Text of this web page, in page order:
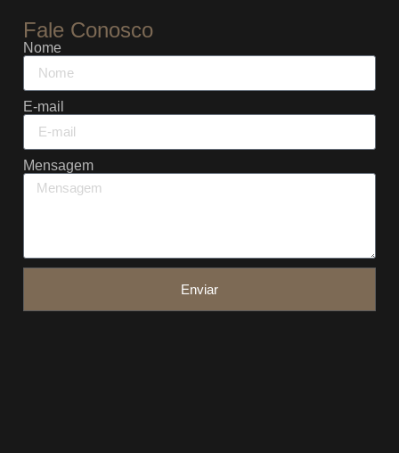
Fale Conosco
Nome
E-mail
Mensagem
Enviar